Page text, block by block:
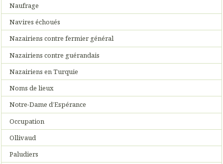
Naufrage
Navires échoués
Nazairiens contre fermier général
Nazairiens contre guérandais
Nazairiens en Turquie
Noms de lieux
Notre-Dame d’Espérance
Occupation
Ollivaud
Paludiers